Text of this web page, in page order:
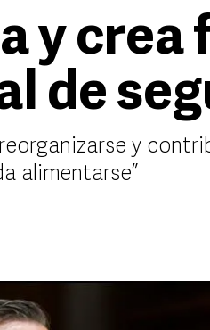
y crea
de
y
alimentarse”